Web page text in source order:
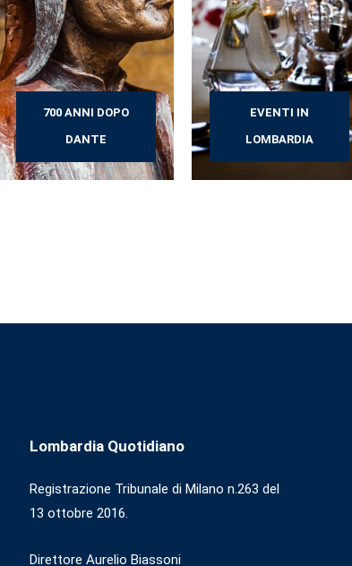
700 ANNI DOPO
DANTE
EVENTI IN
LOMBARDIA
Lombardia Quotidiano
Registrazione Tribunale di Milano n.263 del
13 ottobre 2016.
Direttore Aurelio Biassoni